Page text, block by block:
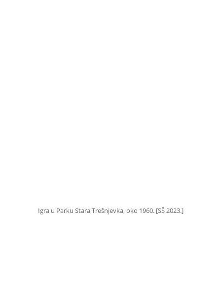
Igra u Parku Stara Trešnjevka, oko 1960. [SŠ 2023.]